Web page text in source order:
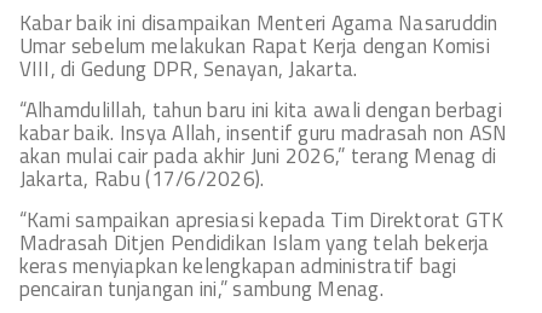
Kabar baik ini disampaikan Menteri Agama Nasaruddin
Umar sebelum melakukan Rapat Kerja dengan Komisi
VIII, di Gedung DPR, Senayan, Jakarta.
“Alhamdulillah, tahun baru ini kita awali dengan berbagi
kabar baik. Insya Allah, insentif guru madrasah non ASN
akan mulai cair pada akhir Juni 2026,” terang Menag di
Jakarta, Rabu (17/6/2026).
“Kami sampaikan apresiasi kepada Tim Direktorat GTK
Madrasah Ditjen Pendidikan Islam yang telah bekerja
keras menyiapkan kelengkapan administratif bagi
pencairan tunjangan ini,” sambung Menag.